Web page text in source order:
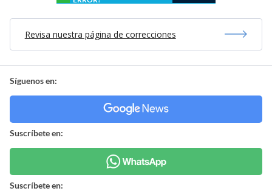
Revisa nuestra página de correcciones
Síguenos en:
Suscríbete en:
Suscríbete en: